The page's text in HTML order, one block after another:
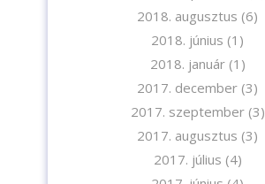
2018. augusztus (6)
2018. június (1)
2018. január(1)
2017. december (3)
2017. szeptember(3)
2017. augusztus (3)
2017. július (4)